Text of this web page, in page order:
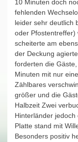
10 Minuten doch
fehlenden
leider sehr deutlich
oder Pfostentreffer)
scheiterte am
der Deckung
forderten die
Minuten mit nur
Zählbares
größer und die
Halbzeit Zwei
Hinterländer
Platte stand mit
Besonders positiv